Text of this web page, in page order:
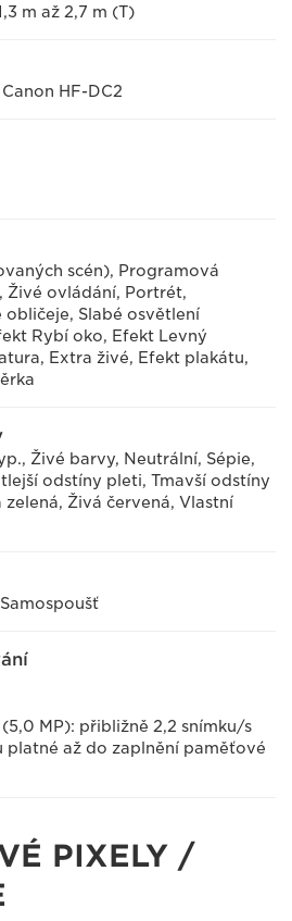
m až 2,7 m (T)
HF-DC2
scén), Programová
Živé ovládání, Portrét,
obličeje, Slabé osvětlení
Rybí oko, Efekt Levný
Extra živé, Efekt plakátu,
Živé barvy, Neutrální, Sépie,
odstíny pleti, Tmavší odstíny
Živá červená, Vlastní
MP): přibližně 2,2 snímku/s
platné až do zaplnění paměťové
PIXELY /